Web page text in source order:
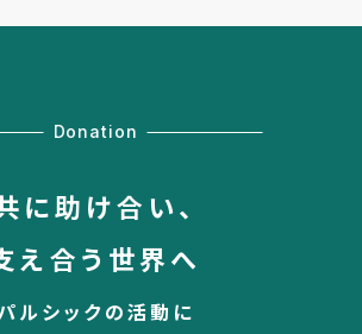
Donation
に助け合い、
え合う世界へ
ルシックの活動に